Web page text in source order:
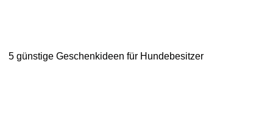
5 günstige Geschenkideen für Hundebesitzer